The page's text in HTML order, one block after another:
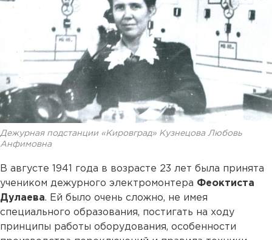
Дежурная подстанции «Кировград» Кузнецова Любовь
Анфимовна
В августе 1941 года в возрасте 23 лет была принята
учеником дежурного электромонтера Феоктиста
Дулаева. Ей было очень сложно, не имея
специального образования, постигать на ходу
принципы работы оборудования, особенности